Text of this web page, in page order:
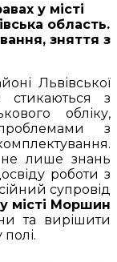
у місті
область.
зняття з
Львівської
стикаються з
обліку,
з
не лише знань
роботи з
супровід
місті Моршин
та вирішити